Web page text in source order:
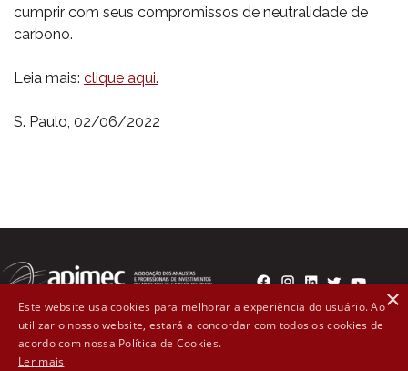
cumprir com seus compromissos de neutralidade de
carbono.
Leia mais: clique aqui.
S. Paulo, 02/06/2022
Rua Líbero Badaró, 300 - 2º andar Cep: 01008-000 - São
×
Este website usa cookies para melhorar a experiência do usuário. Ao
utilizar o nosso website, estará a concordar com todos os cookies de
acordo com nossa Política de Cookies.
Ler mais